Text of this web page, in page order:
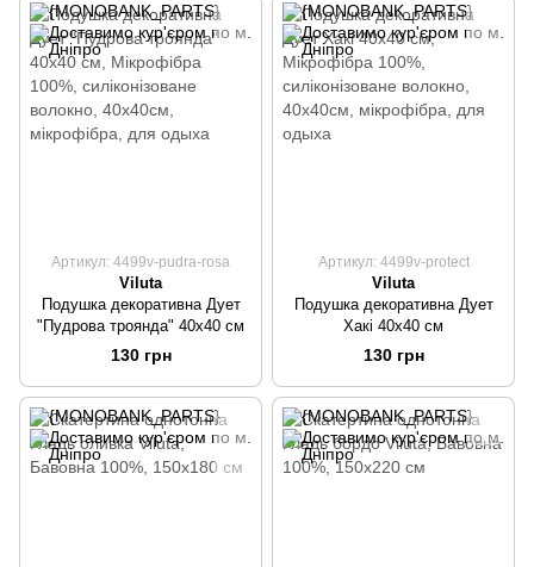
Артикул: 4499v-pudra-rosa
Viluta
Подушка декоративна Дует
"Пудрова троянда" 40х40 см
130 грн
Артикул: 4499v-protect
Viluta
Подушка декоративна Дует
Хакі 40х40 см
130 грн